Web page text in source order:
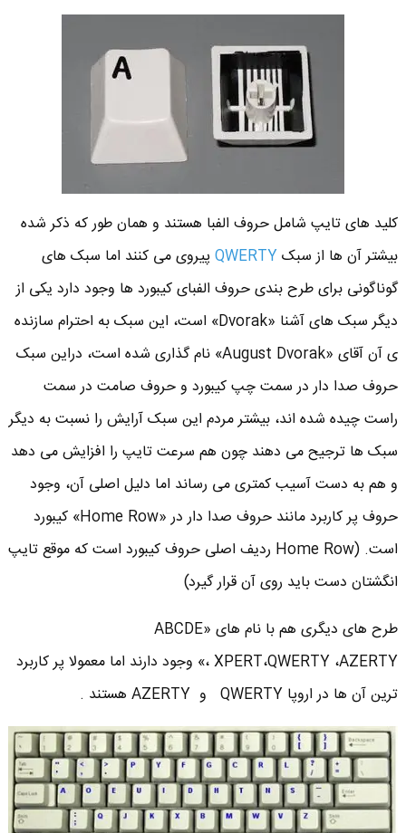
کلید های تایپ شامل حروف الفبا هستند و همان طور که ذکر شده
بیشتر آن ها از سبک QWERTYپیروی می کنند اما سبک های
گوناگونی برای طرح بندی حروف الفبای کیبورد ها وجود دارد یکی از
دیگر سبک های آشنا «Dvorak» است، این سبک به احترام سازنده
ی آن آقای «August Dvorak» نام گذاری شده است، دراین سبک
حروف صدا دار در سمت چپ کیبورد و حروف صامت در سمت
راست چیده شده اند، بیشتر مردم این سبک آرایش را نسبت به دیگر
سبک ها ترجیح می دهند چون هم سرعت تایپ را افزایش می دهد
و هم به دست آسیب کمتری می رساند اما دلیل اصلی آن، وجود
حروف پر کاربرد مانند حروف صدا دار در «Home Row» کیبورد
است. (Home Row ردیف اصلی حروف کیبورد است که موقع تایپ
انگشتان دست باید روی آن قرار گیرد)
طرح های دیگری هم با نام های «ABCDE
، XPERT،QWERTY ،AZERTY» وجود دارند اما معمولا پر کاربرد
ترین آن ها در اروپا QWERTY و AZERTY هستند .